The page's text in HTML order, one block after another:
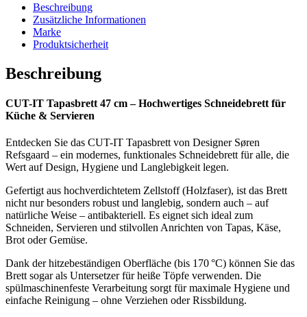
Beschreibung
Zusätzliche Informationen
Marke
Produktsicherheit
Beschreibung
CUT-IT Tapasbrett 47 cm – Hochwertiges Schneidebrett für
Küche & Servieren
Entdecken Sie das CUT-IT Tapasbrett von Designer Søren
Refsgaard – ein modernes, funktionales Schneidebrett für alle, die
Wert auf Design, Hygiene und Langlebigkeit legen.
Gefertigt aus hochverdichtetem Zellstoff (Holzfaser), ist das Brett
nicht nur besonders robust und langlebig, sondern auch – auf
natürliche Weise – antibakteriell. Es eignet sich ideal zum
Schneiden, Servieren und stilvollen Anrichten von Tapas, Käse,
Brot oder Gemüse.
Dank der hitzebeständigen Oberfläche (bis 170 °C) können Sie das
Brett sogar als Untersetzer für heiße Töpfe verwenden. Die
spülmaschinenfeste Verarbeitung sorgt für maximale Hygiene und
einfache Reinigung – ohne Verziehen oder Rissbildung.